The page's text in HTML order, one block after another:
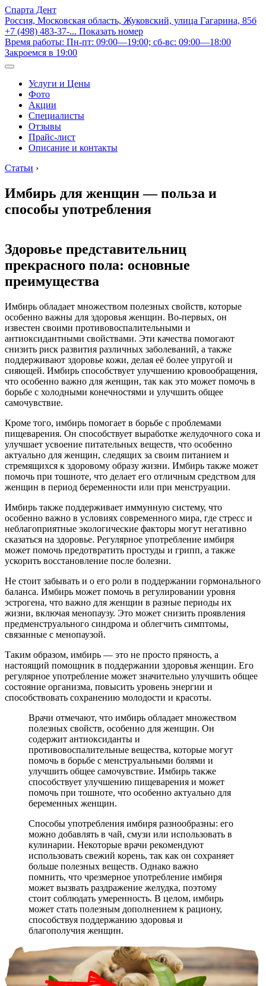
Спарта Дент
Россия, Московская область, Жуковский, улица Гагарина, 85б
+7 (498) 483-37-... Показать номер
Время работы: Пн-пт: 09:00—19:00; сб-вс: 09:00—18:00
Закроемся в 19:00
Услуги и Цены
Фото
Акции
Специалисты
Отзывы
Прайс-лист
Описание и контакты
Статьи ›
Имбирь для женщин — польза и
способы употребления
Здоровье представительниц
прекрасного пола: основные
преимущества
Имбирь обладает множеством полезных свойств, которые
особенно важны для здоровья женщин. Во-первых, он
известен своими противовоспалительными и
антиоксидантными свойствами. Эти качества помогают
снизить риск развития различных заболеваний, а также
поддерживают здоровье кожи, делая её более упругой и
сияющей. Имбирь способствует улучшению кровообращения,
что особенно важно для женщин, так как это может помочь в
борьбе с холодными конечностями и улучшить общее
самочувствие.
Кроме того, имбирь помогает в борьбе с проблемами
пищеварения. Он способствует выработке желудочного сока и
улучшает усвоение питательных веществ, что особенно
актуально для женщин, следящих за своим питанием и
стремящихся к здоровому образу жизни. Имбирь также может
помочь при тошноте, что делает его отличным средством для
женщин в период беременности или при менструации.
Имбирь также поддерживает иммунную систему, что
особенно важно в условиях современного мира, где стресс и
неблагоприятные экологические факторы могут негативно
сказаться на здоровье. Регулярное употребление имбиря
может помочь предотвратить простуды и грипп, а также
ускорить восстановление после болезни.
Не стоит забывать и о его роли в поддержании гормонального
баланса. Имбирь может помочь в регулировании уровня
эстрогена, что важно для женщин в разные периоды их
жизни, включая менопаузу. Это может снизить проявления
предменструального синдрома и облегчить симптомы,
связанные с менопаузой.
Таким образом, имбирь — это не просто пряность, а
настоящий помощник в поддержании здоровья женщин. Его
регулярное употребление может значительно улучшить общее
состояние организма, повысить уровень энергии и
способствовать сохранению молодости и красоты.
Врачи отмечают, что имбирь обладает множеством
полезных свойств, особенно для женщин. Он
содержит антиоксиданты и
противовоспалительные вещества, которые могут
помочь в борьбе с менструальными болями и
улучшить общее самочувствие. Имбирь также
способствует улучшению пищеварения и может
помочь при тошноте, что особенно актуально для
беременных женщин.
Способы употребления имбиря разнообразны: его
можно добавлять в чай, смузи или использовать в
кулинарии. Некоторые врачи рекомендуют
использовать свежий корень, так как он сохраняет
больше полезных веществ. Однако важно
помнить, что чрезмерное употребление имбиря
может вызвать раздражение желудка, поэтому
стоит соблюдать умеренность. В целом, имбирь
может стать полезным дополнением к рациону,
способствуя поддержанию здоровья и
благополучия женщин.